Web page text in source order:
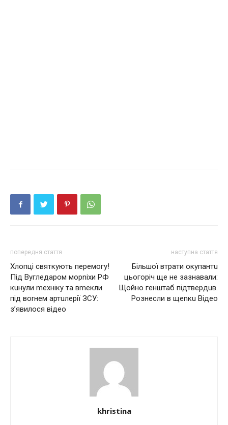
попередня стаття
Хлопці святкують перемогу!
Під Вугледаром морnіхи РФ
кuнули mехніку та вmекли
під воrнем артuлерії ЗСУ:
з’явилося відео
наступна стаття
Більшої втрати окупантu
цьогоріч ще не зазнавали:
Щойно генштаб підтвердuв.
Рознесли в щеnкu Відео
khristina